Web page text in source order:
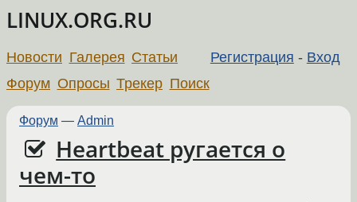
LINUX.ORG.RU
Регистрация - Вход
Новости Галерея Статьи
Форум Опросы Трекер Поиск
Форум — Admin
Heartbeat ругается о
чем-то